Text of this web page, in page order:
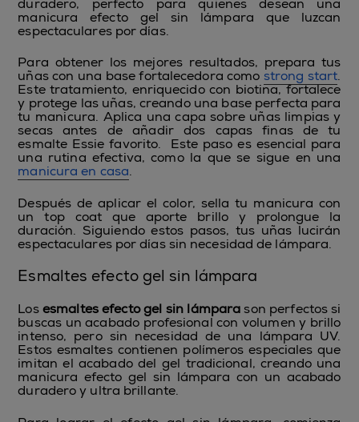
duradero, perfecto para quienes desean una
manicura efecto gel sin lámpara que luzcan
espectaculares por días.
Para obtener los mejores resultados, prepara tus
uñas con una base fortalecedora como strong start.
Este tratamiento, enriquecido con biotina, fortalece
y protege las uñas, creando una base perfecta para
tu manicura. Aplica una capa sobre uñas limpias y
secas antes de añadir dos capas finas de tu
esmalte Essie favorito. Este paso es esencial para
una rutina efectiva, como la que se sigue en una
manicura en casa.
Después de aplicar el color, sella tu manicura con
un top coat que aporte brillo y prolongue la
duración. Siguiendo estos pasos, tus uñas lucirán
espectaculares por días sin necesidad de lámpara.
Esmaltes efecto gel sin lámpara
Losesmaltes efecto gel sin lámparason perfectos si
buscas un acabado profesional con volumen y brillo
intenso, pero sin necesidad de una lámpara UV.
Estos esmaltes contienen polímeros especiales que
imitan el acabado del gel tradicional, creando una
manicura efecto gel sin lámpara con un acabado
duradero y ultra brillante.